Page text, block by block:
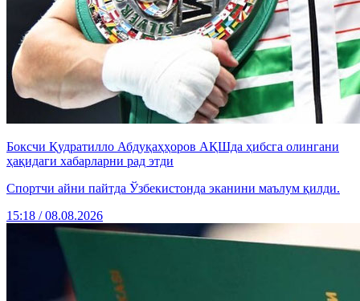
Боксчи Қудратилло Абдуқаҳҳоров АҚШда ҳибсга олингани
ҳақидаги хабарларни рад этди
Спортчи айни пайтда Ўзбекистонда эканини маълум қилди.
15:18 / 08.08.2026